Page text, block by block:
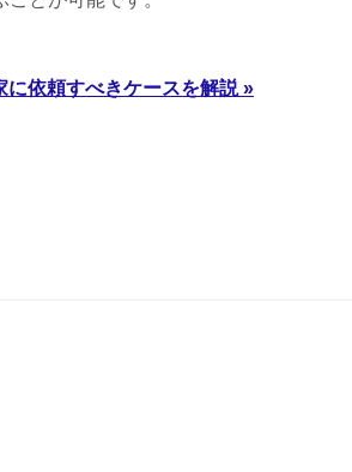
依頼すべきケースを解説 »